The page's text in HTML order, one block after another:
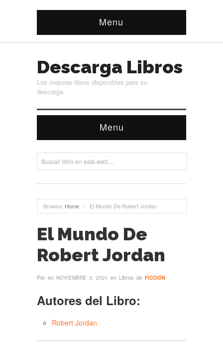
Menu
Descarga Libros
Los mejores libros disponibles para su
descarga
Menu
Browse: Home / El Mundo De Robert Jordan
El Mundo De
Robert Jordan
Por en NOVIEMBRE 3, 2021 en Libros de FICCIÓN
Autores del Libro:
Robert Jordan